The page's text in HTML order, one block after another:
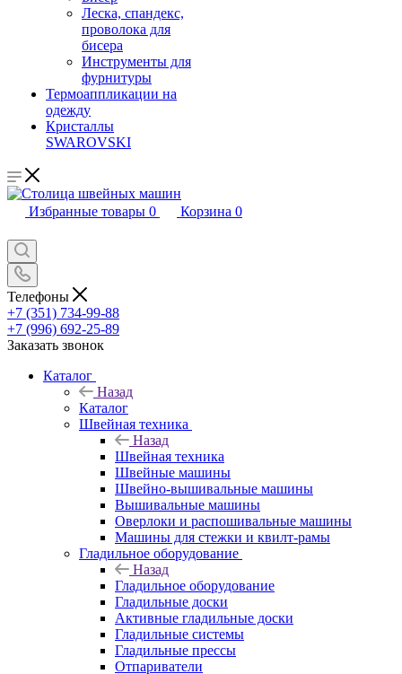
Леска, спандекс,
проволока для
бисера
Инструменты для
фурнитуры
Термоаппликации на
одежду
Кристаллы
SWAROVSKI
Избранные товары 0 Корзина 0
Телефоны
+7 (351) 734-99-88
+7 (996) 692-25-89
Заказать звонок
Каталог
Назад
Каталог
Швейная техника
Назад
Швейная техника
Швейные машины
Швейно-вышивальные машины
Вышивальные машины
Оверлоки и распошивальные машины
Машины для стежки и квилт-рамы
Гладильное оборудование
Назад
Гладильное оборудование
Гладильные доски
Активные гладильные доски
Гладильные системы
Гладильные прессы
Отпариватели